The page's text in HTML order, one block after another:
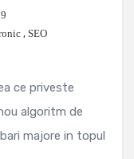
, SEO
ce priveste
algoritm de
majore in topul